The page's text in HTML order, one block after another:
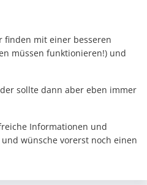
finden mit einer besseren
müssen funktionieren!) und
sollte dann aber eben immer
Informationen und
wünsche vorerst noch einen